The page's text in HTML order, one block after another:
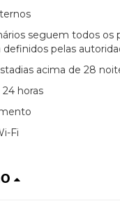
seguem todos os
definidos pelas
acima de 28
horas
Fi